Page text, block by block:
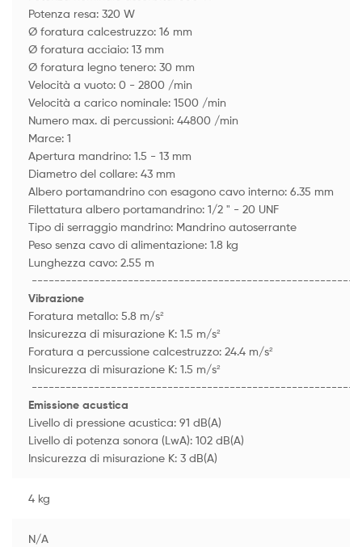
Potenza resa: 320 W
Ø foratura calcestruzzo: 16 mm
Ø foratura acciaio: 13 mm
Ø foratura legno tenero: 30 mm
Velocità a vuoto: 0 - 2800 /min
Velocità a carico nominale: 1500 /min
Numero max. di percussioni: 44800 /min
Marce: 1
Apertura mandrino: 1.5 - 13 mm
Diametro del collare: 43 mm
Albero portamandrino con esagono cavo interno: 6.35 mm
Filettatura albero portamandrino: 1/2 " - 20 UNF
Tipo di serraggio mandrino: Mandrino autoserrante
Peso senza cavo di alimentazione: 1.8 kg
Lunghezza cavo: 2.55 m
Vibrazione
Foratura metallo: 5.8 m/s²
Insicurezza di misurazione K: 1.5 m/s²
Foratura a percussione calcestruzzo: 24.4 m/s²
Insicurezza di misurazione K: 1.5 m/s²
Emissione acustica
Livello di pressione acustica: 91 dB(A)
Livello di potenza sonora (LwA): 102 dB(A)
Insicurezza di misurazione K: 3 dB(A)
4 kg
N/A